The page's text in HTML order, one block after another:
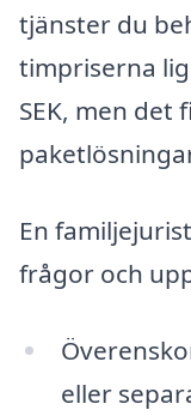
tjänster du
timpriserna
SEK, men det
En
frågor och
eller